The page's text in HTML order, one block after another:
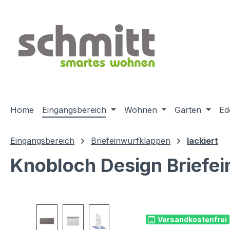
Home Eingangsbereich Wohnen Garten
Eingangsbereich Briefeinwurfklappen lackiert
Knobloch Design
Versandkostenfrei